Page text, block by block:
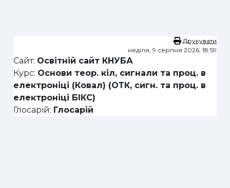
Друкувати
неділя, 9 серпня 2026, 18:59
Сайт: Освітній сайт КНУБА
Курс: Основи теор. кіл, сигнали та проц. в
електроніці (Ковал) (ОТК, сигн. та проц. в
електроніці БІКС)
Глосарій: Глосарій